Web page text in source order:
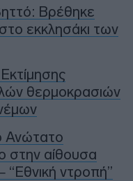
Βρέθηκε
εκκλησάκι των
θερμοκρασιών
Ανώτατο
στην αίθουσα
ντροπή”